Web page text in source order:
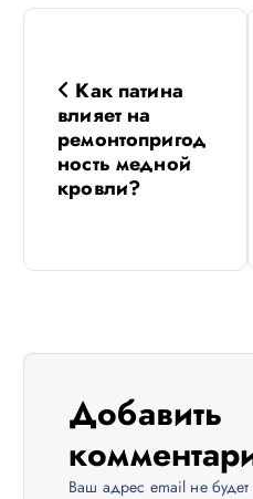
Н
г
ц
Как патина
влияет на
ремонтопригод
ность медной
кровли?
Добавить
Ваш адрес email не будет